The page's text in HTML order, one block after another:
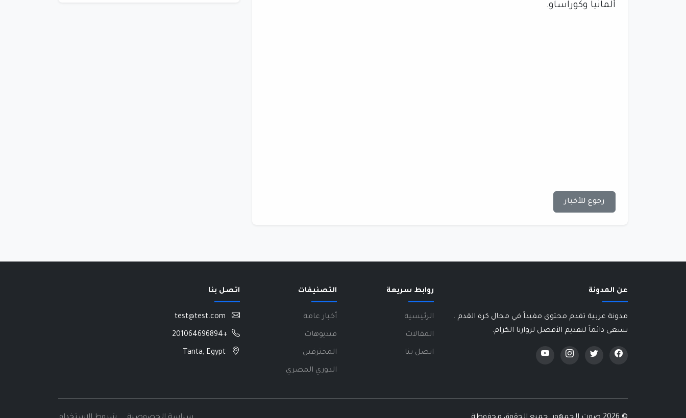
ألمانيا وكوراساو.
رجوع للأخبار
عن المدونة
مدونة عربية تقدم محتوى مفيداً في مجال كرة القدم .
نسعى دائماً لتقديم الأفضل لزوارنا الكرام.
روابط سريعة
الرئيسية
المقالات
اتصل بنا
التصنيفات
أخبار عامة
فيديوهات
المحترفين
الدوري المصري
اتصل بنا
+201064696894